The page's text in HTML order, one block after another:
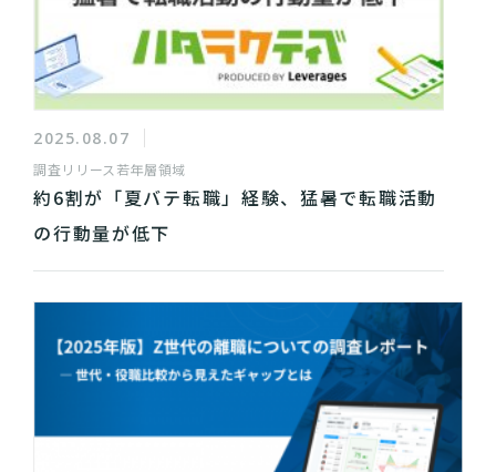
2025.08.07
調査リリース 若年層領域
約6割が「夏バテ転職」経験、猛暑で転職活動
の行動量が低下